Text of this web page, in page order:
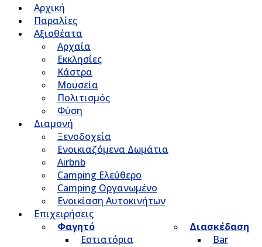
Αρχική
Παραλίες
Αξιοθέατα
Αρχαία
Εκκλησίες
Κάστρα
Μουσεία
Πολιτισμός
Φύση
Διαμονή
Ξενοδοχεία
Ενοικιαζόμενα Δωμάτια
Airbnb
Camping Ελεύθερο
Camping Οργανωμένο
Ενοικίαση Αυτοκινήτων
Επιχειρήσεις
Φαγητό
Εστιατόρια
Διασκέδαση
Bar